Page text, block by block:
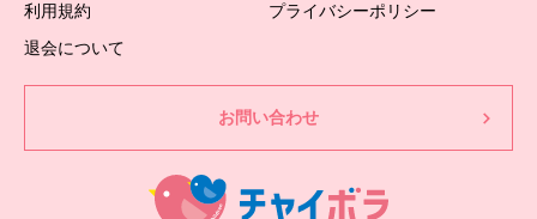
利用規約
プライバシーポリシー
退会について
お問い合わせ